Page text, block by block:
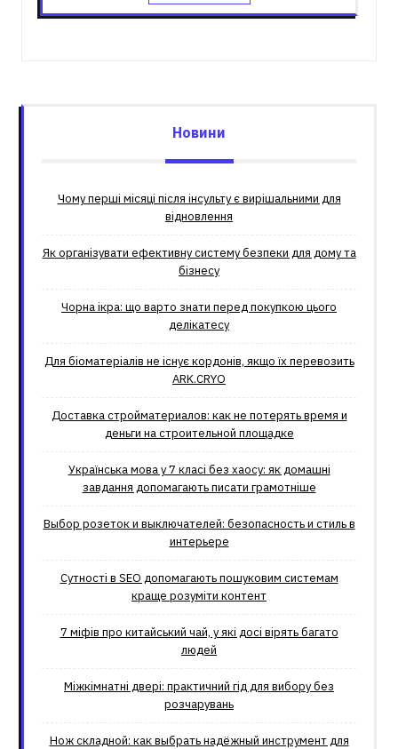
Новини
Чому перші місяці після інсульту є вирішальними для
відновлення
Як організувати ефективну систему безпеки для дому та
бізнесу
Чорна ікра: що варто знати перед покупкою цього
делікатесу
Для біоматеріалів не існує кордонів, якщо їх перевозить
ARK.CRYO
Доставка стройматериалов: как не потерять время и
деньги на строительной площадке
Українська мова у 7 класі без хаосу: як домашні
завдання допомагають писати грамотніше
Выбор розеток и выключателей: безопасность и стиль в
интерьере
Сутності в SEO допомагають пошуковим системам
краще розуміти контент
7 міфів про китайський чай, у які досі вірять багато
людей
Міжкімнатні двері: практичний гід для вибору без
розчарувань
Нож складной: как выбрать надёжный инструмент для